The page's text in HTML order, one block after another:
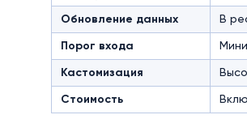
Обновление данных В
Порог входа
Кастомизация
Стоимость